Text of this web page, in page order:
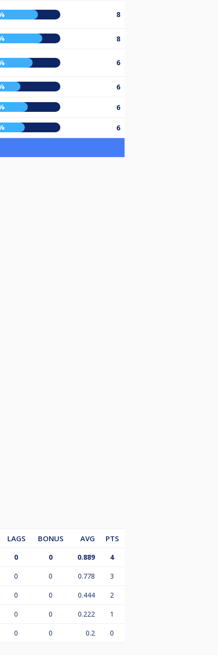
8
8
6
6
6
6
LAGS BONUS AVG PTS
0 0 0.889 4
0 0 0.778 3
0 0 0.444 2
0 0 0.222 1
0 0 0.2 0